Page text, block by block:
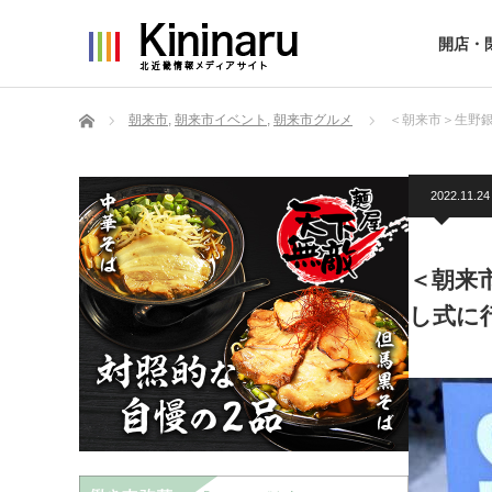
開店・
ホーム 朝来市, 朝来市イベント , 朝来市グルメ ＜朝来市＞生野
2022.11.24
＜朝来
し式に